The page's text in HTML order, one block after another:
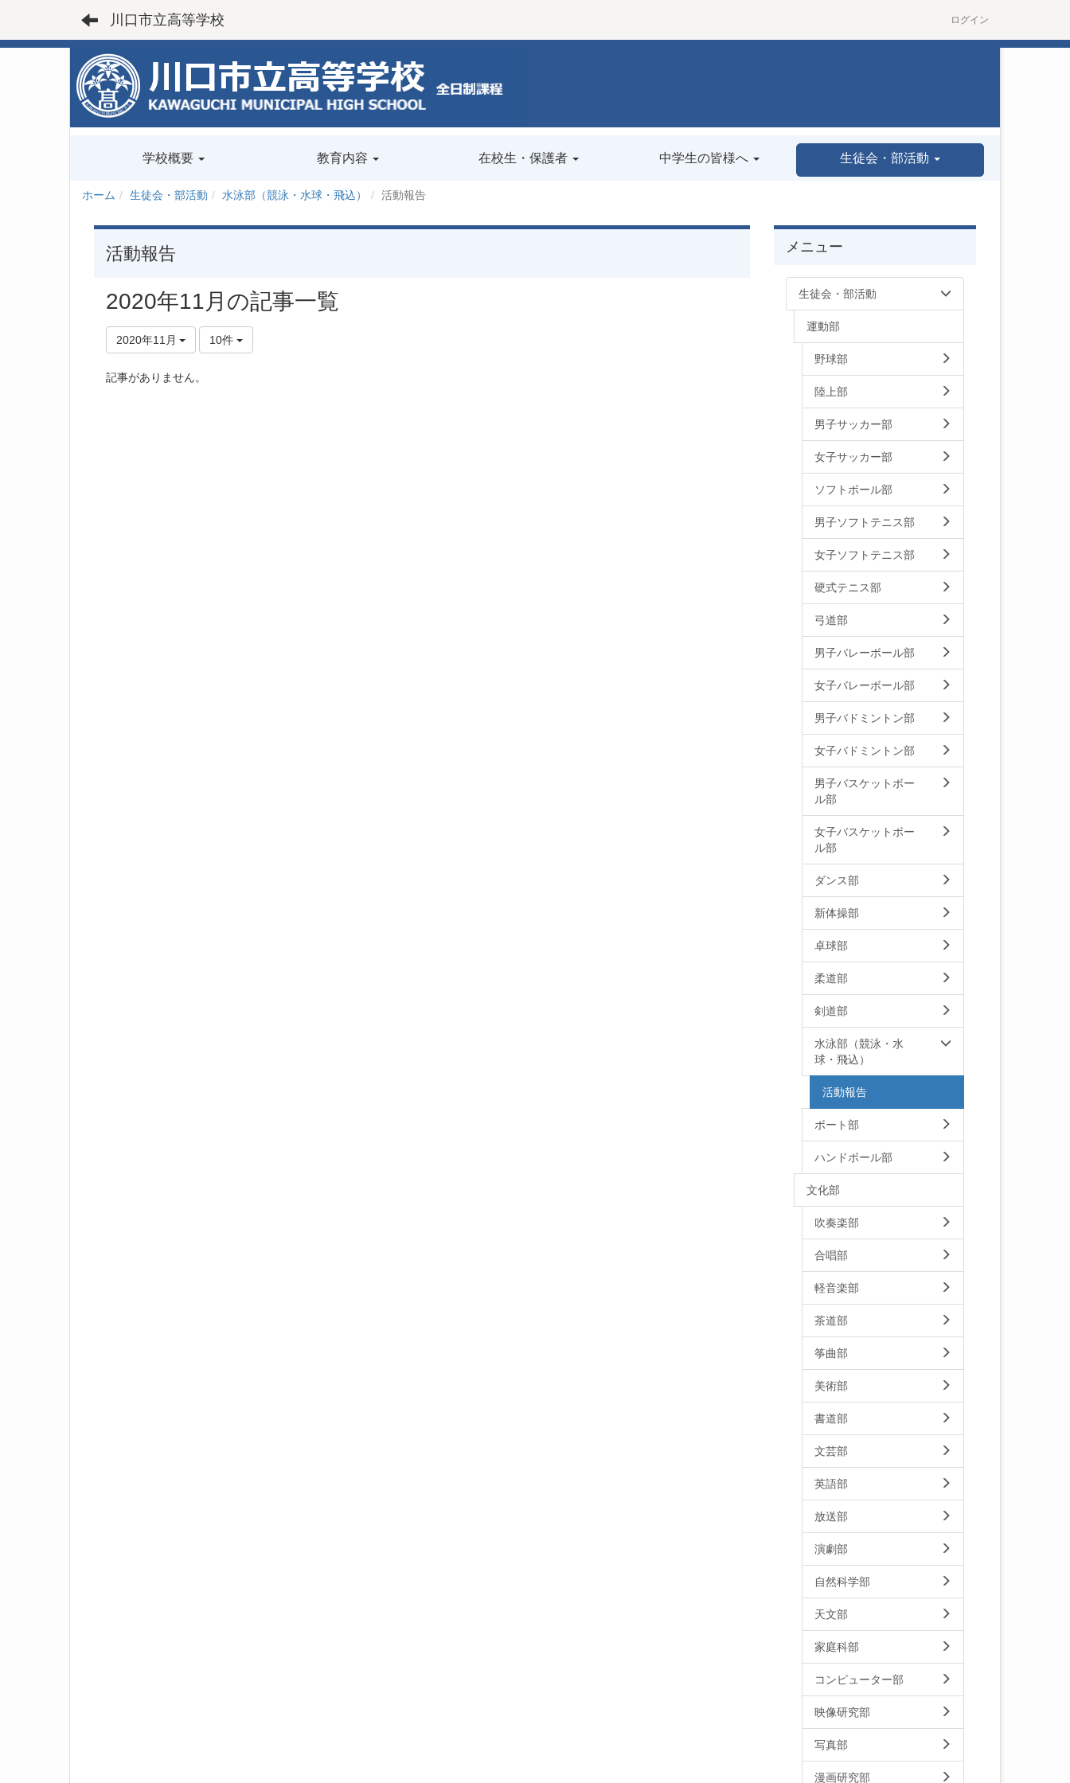
川口市立高等学校 ログイン
学校概要 教育内容 在校生・保護者 中学生の皆様へ 生徒会・部活動
ホーム 生徒会・部活動 水泳部（競泳・水球・飛込） 活動報告
活動報告
2020年11月の記事一覧
2020年11月 10件
記事がありません。
メニュー
生徒会・部活動
運動部
野球部
陸上部
男子サッカー部
女子サッカー部
ソフトボール部
男子ソフトテニス部
女子ソフトテニス部
硬式テニス部
弓道部
男子バレーボール部
女子バレーボール部
男子バドミントン部
女子バドミントン部
男子バスケットボー
ル部
女子バスケットボー
ル部
ダンス部
新体操部
卓球部
柔道部
剣道部
水泳部（競泳・水
球・飛込）
活動報告
ボート部
ハンドボール部
文化部
吹奏楽部
合唱部
軽音楽部
茶道部
筝曲部
美術部
書道部
文芸部
英語部
放送部
演劇部
自然科学部
天文部
家庭科部
コンピューター部
映像研究部
写真部
漫画研究部